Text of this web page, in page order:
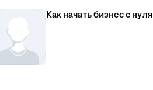
Как начать бизнес с нуля